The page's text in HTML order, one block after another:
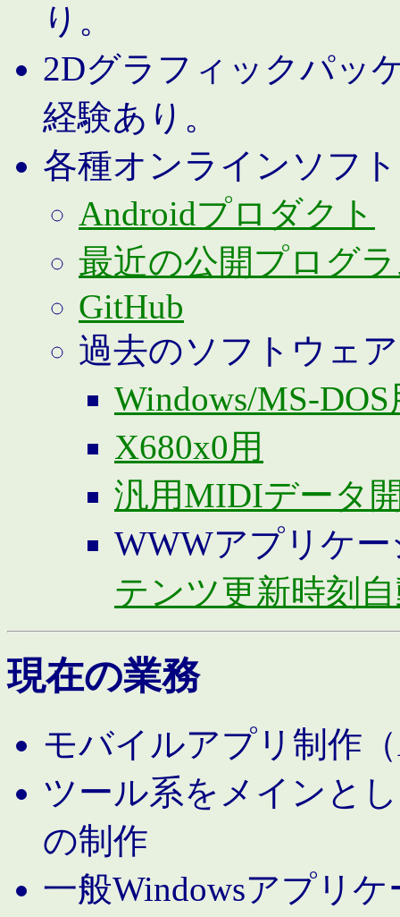
り。
2Dグラフィックパッ
経験あり。
各種オンラインソフ
Androidプロダクト
最近の公開プログ
GitHub
過去のソフトウェア
Windows/MS-DOS
X680x0用
汎用MIDIデータ
WWWアプリケ
テンツ更新時刻
現在の業務
モバイルアプリ制作
ツール系をメインと
の制作
一般Windowsアプリ